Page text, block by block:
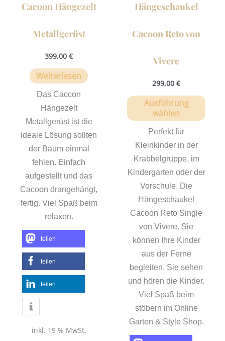
Cacoon Hängezelt
Metallgerüst
399,00 €
Weiterlesen
Das Caccon
Hängezelt
Metallgerüst ist die
ideale Lösung sollten
der Baum einmal
fehlen. Einfach
aufgestellt und das
Cacoon drangehängt,
fertig. Viel Spaß beim
relaxen.
teilen
teilen
teilen
inkl. 19 % MwSt.
Hängeschaukel
Cacoon Reto von
Vivere
299,00 €
Ausführung
wählen
Perfekt für
Kleinkinder in der
Krabbelgruppe, im
Kindergarten oder der
Vorschule. Die
Hängeschaukel
Cacoon Reto Single
von Vivere. Sie
können Ihre Kinder
aus der Ferne
begleiten. Sie sehen
und hören die Kinder.
Viel Spaß beim
stöbern im Online
Garten & Style Shop.